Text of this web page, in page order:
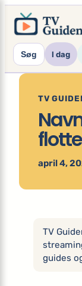
Spring
indhold
Søg I dag
TV
april 4,
TV
guides